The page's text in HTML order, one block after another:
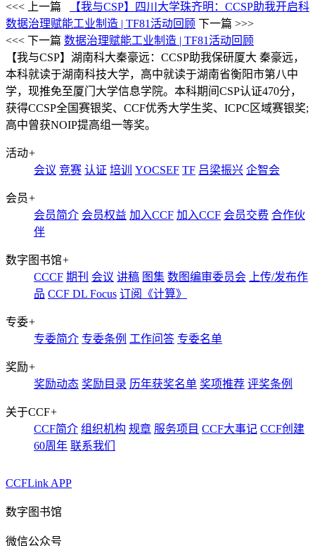
<<< 上一篇
【我与CSP】四川大学珠齐明：CCSP助我开启科
数据治理赋能工业制造 | TF81活动回顾 下一篇 >>>
<<< 下一篇 数据治理赋能工业制造 | TF81活动回顾
【我与CSP】湖南科大秦豪远：CCSP助我保研厦大 秦豪远，
本科就读于湖南科技大学，高中就读于湖南省衡阳市第八中
学，现推免至厦门大学信息学院。本科期间CSP认证470分，
获得CCSP全国赛银奖、CCF优秀大学生奖、ICPC区域赛银奖;
高中曾获NOIP提高组一等奖。
活动+
会议 竞赛 认证 培训 YOCSEF TF 吕梁振兴 企智会
会员+
会员简介 会员权益 加入CCF 加入CCF 会员交费 合作伙
伴
数字图书馆+
CCCF 期刊 会议 讲稿 图集 数图编审委员会
上传/发布作
品 CCF DL Focus 订阅《计算》
专委+
专委简介 专委条例 工作问答 专委名单
奖励+
奖励动态 奖励目录 历年获奖名单 奖项推荐 评奖条例
关于CCF+
CCF简介 组织机构 规章 服务项目 CCF大事记 CCF创建
60周年 联系我们
CCFLink APP
数字图书馆
微信公众号